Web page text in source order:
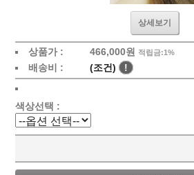
상세보기
상품가 : 466,000원 적립금:1%
배송비 : (조건) !
색상선택 :